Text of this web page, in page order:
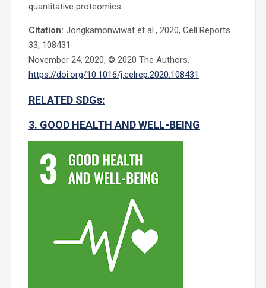
quantitative proteomics
Citation: Jongkamonwiwat et al., 2020, Cell Reports
33, 108431
November 24, 2020, © 2020 The Authors.
https://doi.org/10.1016/j.celrep.2020.108431
RELATED SDGs:
3. GOOD HEALTH AND WELL-BEING